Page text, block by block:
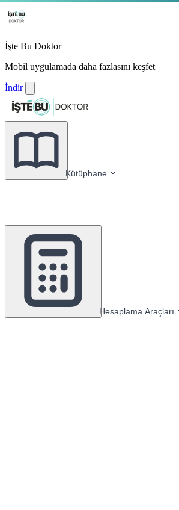
İşte Bu Doktor
Mobil uygulamada daha fazlasını keşfet
İndir
Kütüphane
Hesaplama Araçları